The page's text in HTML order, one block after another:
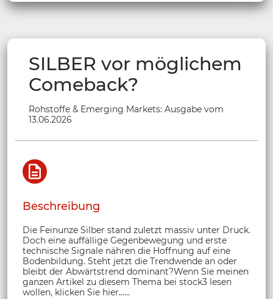
SILBER vor möglichem
Comeback?
Rohstoffe & Emerging Markets: Ausgabe vom
13.06.2026
Beschreibung
Die Feinunze Silber stand zuletzt massiv unter Druck.
Doch eine auffällige Gegenbewegung und erste
technische Signale nähren die Hoffnung auf eine
Bodenbildung. Steht jetzt die Trendwende an oder
bleibt der Abwärtstrend dominant?Wenn Sie meinen
ganzen Artikel zu diesem Thema bei stock3 lesen
wollen, klicken Sie hier......